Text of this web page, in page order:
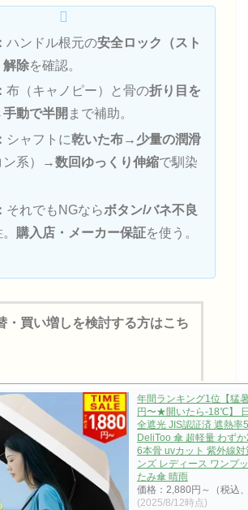
ハンドル根元の安全ロック（スト
解除を確認。
布（キャノピー）と骨の折り目を
手動で半開 まで補助。
シャフトに乾いた布→少量の潤滑
ン系）→数回ゆっくり伸縮で馴染
それでもNGならボタン/バネ不良
購入店・メーカー保証を使う。
・買い増しを検討する方はこち
年間ランキング1位【猛
円〜★開いたら-18℃】
全遮光 JIS認証済 遮熱率
DeliToo 傘 超軽量 わず
6本骨 uvカット 紫外線
ンズ レディース ワンプ
たみ傘 晴雨
価格：2,880円～（税込
(2025/8/12時点)